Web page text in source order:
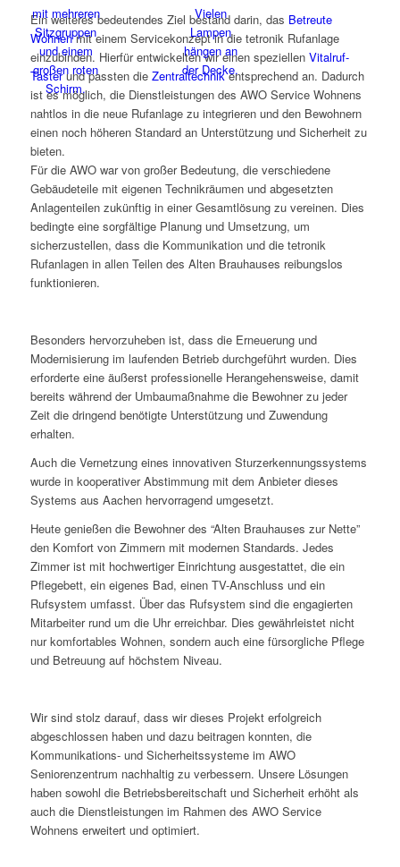
Ein weiteres bedeutendes Ziel bestand darin, das Betreute
Wohnenmit einem Servicekonzept in die tetronik Rufanlage
einzubinden. Hierfür entwickelten wir einen speziellen Vitalruf-
Tasterund passten die Zentraltechnikentsprechend an. Dadurch
ist es möglich, die Dienstleistungen des AWO Service Wohnens
nahtlos in die neue Rufanlage zu integrieren und den Bewohnern
einen noch höheren Standard an Unterstützung und Sicherheit zu
bieten.
Für die AWO war von großer Bedeutung, die verschiedene
Gebäudeteile mit eigenen Technikräumen und abgesetzten
Anlagenteilen zukünftig in einer Gesamtlösung zu vereinen. Dies
bedingte eine sorgfältige Planung und Umsetzung, um
sicherzustellen, dass die Kommunikation und die tetronik
Rufanlagen in allen Teilen des Alten Brauhauses reibungslos
funktionieren.
Besonders hervorzuheben ist, dass die Erneuerung und
Modernisierung im laufenden Betrieb durchgeführt wurden. Dies
erforderte eine äußerst professionelle Herangehensweise, damit
bereits während der Umbaumaßnahme die Bewohner zu jeder
Zeit die dringend benötigte Unterstützung und Zuwendung
erhalten.
Auch die Vernetzung eines innovativen Sturzerkennungssystems
wurde in kooperativer Abstimmung mit dem Anbieter dieses
Systems aus Aachen hervorragend umgesetzt.
Heute genießen die Bewohner des “Alten Brauhauses zur Nette”
den Komfort von Zimmern mit modernen Standards. Jedes
Zimmer ist mit hochwertiger Einrichtung ausgestattet, die ein
Pflegebett, ein eigenes Bad, einen TV-Anschluss und ein
Rufsystem umfasst. Über das Rufsystem sind die engagierten
Mitarbeiter rund um die Uhr erreichbar. Dies gewährleistet nicht
nur komfortables Wohnen, sondern auch eine fürsorgliche Pflege
und Betreuung auf höchstem Niveau.
Wir sind stolz darauf, dass wir dieses Projekt erfolgreich
abgeschlossen haben und dazu beitragen konnten, die
Kommunikations- und Sicherheitssysteme im AWO
Seniorenzentrum nachhaltig zu verbessern. Unsere Lösungen
haben sowohl die Betriebsbereitschaft und Sicherheit erhöht als
auch die Dienstleistungen im Rahmen des AWO Service
Wohnens erweitert und optimiert.